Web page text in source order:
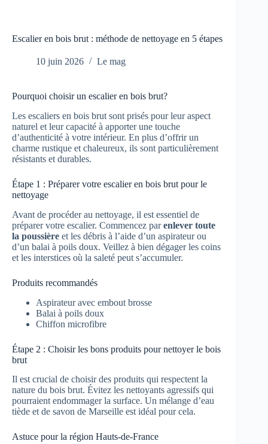
Escalier en bois brut : méthode de nettoyage en 5 étapes
10 juin 2026 Le mag
Pourquoi choisir un escalier en bois brut?
Les escaliers en bois brut sont prisés pour leur aspect
naturel et leur capacité à apporter une touche
d’authenticité à votre intérieur. En plus d’offrir un
charme rustique et chaleureux, ils sont particulièrement
résistants et durables.
Étape 1 : Préparer votre escalier en bois brut pour le
nettoyage
Avant de procéder au nettoyage, il est essentiel de
préparer votre escalier. Commencez parenlever toute
la poussière et les débris à l’aide d’un aspirateur ou
d’un balai à poils doux. Veillez à bien dégager les coins
et les interstices où la saleté peut s’accumuler.
Produits recommandés
Aspirateur avec embout brosse
Balai à poils doux
Chiffon microfibre
Étape 2 : Choisir les bons produits pour nettoyer le bois
brut
Il est crucial de choisir des produits qui respectent la
nature du bois brut. Évitez les nettoyants agressifs qui
pourraient endommager la surface. Un mélange d’eau
tiède et de savon de Marseille est idéal pour cela.
Astuce pour la région Hauts-de-France